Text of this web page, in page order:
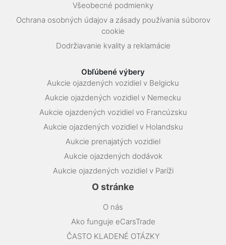
Všeobecné podmienky
Ochrana osobných údajov a zásady používania súborov
cookie
Dodržiavanie kvality a reklamácie
Obľúbené výbery
Aukcie ojazdených vozidiel v Belgicku
Aukcie ojazdených vozidiel v Nemecku
Aukcie ojazdených vozidiel vo Francúzsku
Aukcie ojazdených vozidiel v Holandsku
Aukcie prenajatých vozidiel
Aukcie ojazdených dodávok
Aukcie ojazdených vozidiel v Paríži
O stránke
O nás
Ako funguje eCarsTrade
ČASTO KLADENÉ OTÁZKY